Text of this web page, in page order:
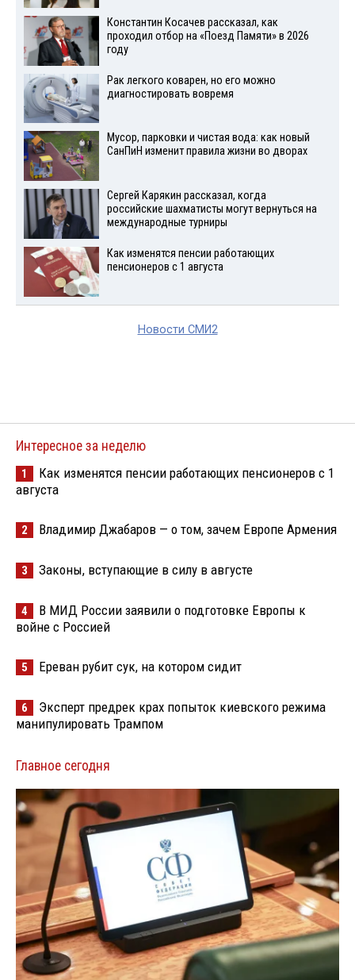
Константин Косачев рассказал, как
проходил отбор на «Поезд Памяти» в 2026
году
Рак легкого коварен, но его можно
диагностировать вовремя
Мусор, парковки и чистая вода: как новый
СанПиН изменит правила жизни во дворах
Сергей Карякин рассказал, когда
российские шахматисты могут вернуться на
международные турниры
Как изменятся пенсии работающих
пенсионеров с 1 августа
Новости СМИ2
Интересное за неделю
1
Как изменятся пенсии работающих пенсионеров с 1
августа
2 Владимир Джабаров — о том, зачем Европе Армения
3 Законы, вступающие в силу в августе
4
В МИД России заявили о подготовке Европы к
войне с Россией
5 Ереван рубит сук, на котором сидит
6
Эксперт предрек крах попыток киевского режима
манипулировать Трампом
Главное сегодня